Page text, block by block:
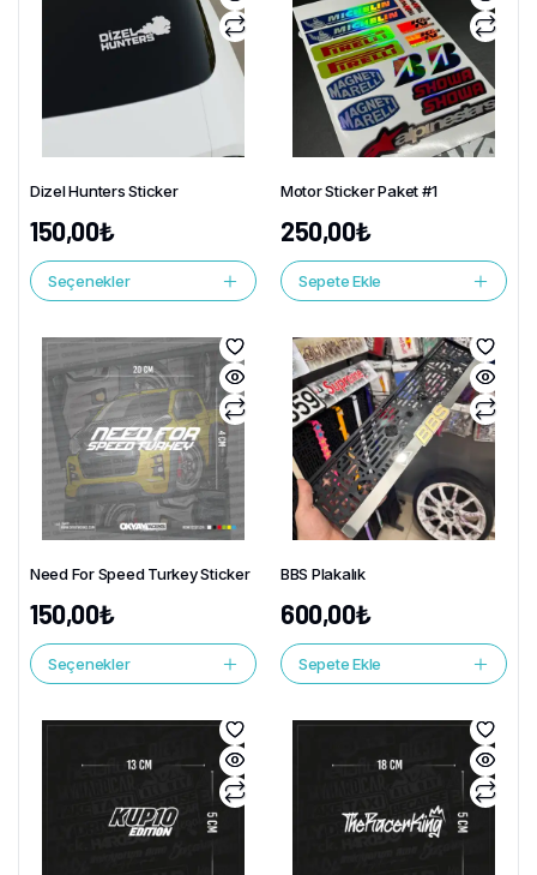
Dizel Hunters Sticker
150,00₺
Seçenekler
Motor Sticker Paket #1
250,00₺
Sepete Ekle
Need For Speed Turkey Sticker
150,00₺
Seçenekler
BBS Plakalık
600,00₺
Sepete Ekle